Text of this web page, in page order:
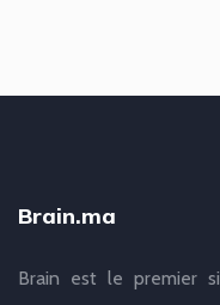
Brain.ma
Brain est le premier